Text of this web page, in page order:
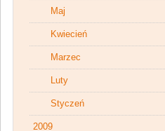
Maj
Kwiecień
Marzec
Luty
Styczeń
2009